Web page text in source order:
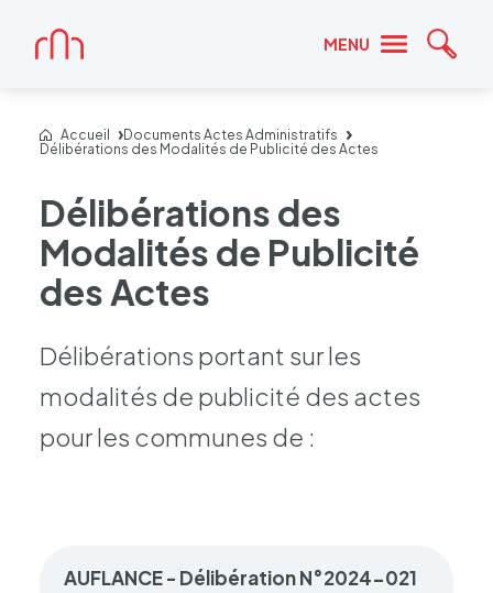
MENU
Accueil
Accueil
Documents Actes Administratifs
Délibérations des Modalités de Publicité des Actes
Délibérations des
Modalités de Publicité
des Actes
Déli­bé­ra­tions portant sur les
moda­li­tés de publi­cité des actes
pour les communes de :
AUFLANCE - Délibération N°2024-021